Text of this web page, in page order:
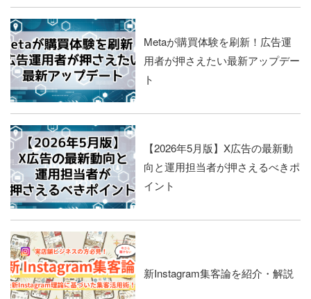
Metaが購買体験を刷新！広告運
用者が押さえたい最新アップデー
ト
【2026年5月版】X広告の最新動
向と運用担当者が押さえるべきポ
イント
新Instagram集客論を紹介・解説